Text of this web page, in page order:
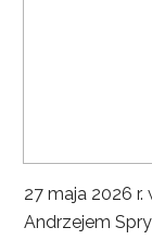
27 maja 2026
Andrzejem